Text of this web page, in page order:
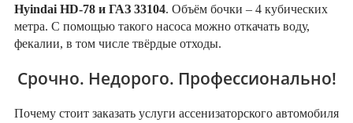
Hyindai HD-78 и ГАЗ 33104. Объём бочки – 4 кубических
метра. С помощью такого насоса можно откачать воду,
фекалии, в том числе твёрдые отходы.
Срочно. Недорого. Профессионально!
Почему стоит заказать услуги ассенизаторского автомобиля